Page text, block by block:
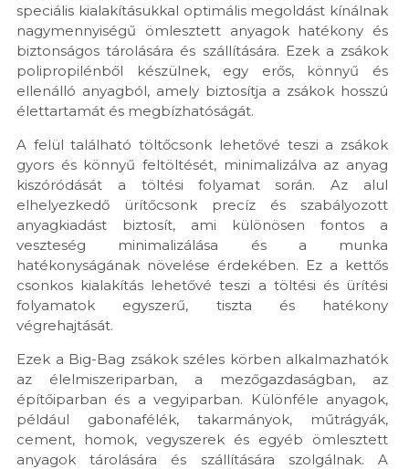
speciális kialakításukkal optimális megoldást kínálnak
nagymennyiségű ömlesztett anyagok hatékony és
biztonságos tárolására és szállítására. Ezek a zsákok
polipropilénből készülnek, egy erős, könnyű és
ellenálló anyagból, amely biztosítja a zsákok hosszú
élettartamát és megbízhatóságát.
A felül található töltőcsonk lehetővé teszi a zsákok
gyors és könnyű feltöltését, minimalizálva az anyag
kiszóródását a töltési folyamat során. Az alul
elhelyezkedő ürítőcsonk precíz és szabályozott
anyagkiadást biztosít, ami különösen fontos a
veszteség minimalizálása és a munka
hatékonyságának növelése érdekében. Ez a kettős
csonkos kialakítás lehetővé teszi a töltési és ürítési
folyamatok egyszerű, tiszta és hatékony
végrehajtását.
Ezek a Big-Bag zsákok széles körben alkalmazhatók
az élelmiszeriparban, a mezőgazdaságban, az
építőiparban és a vegyiparban. Különféle anyagok,
például gabonafélék, takarmányok, műtrágyák,
cement, homok, vegyszerek és egyéb ömlesztett
anyagok tárolására és szállítására szolgálnak. A